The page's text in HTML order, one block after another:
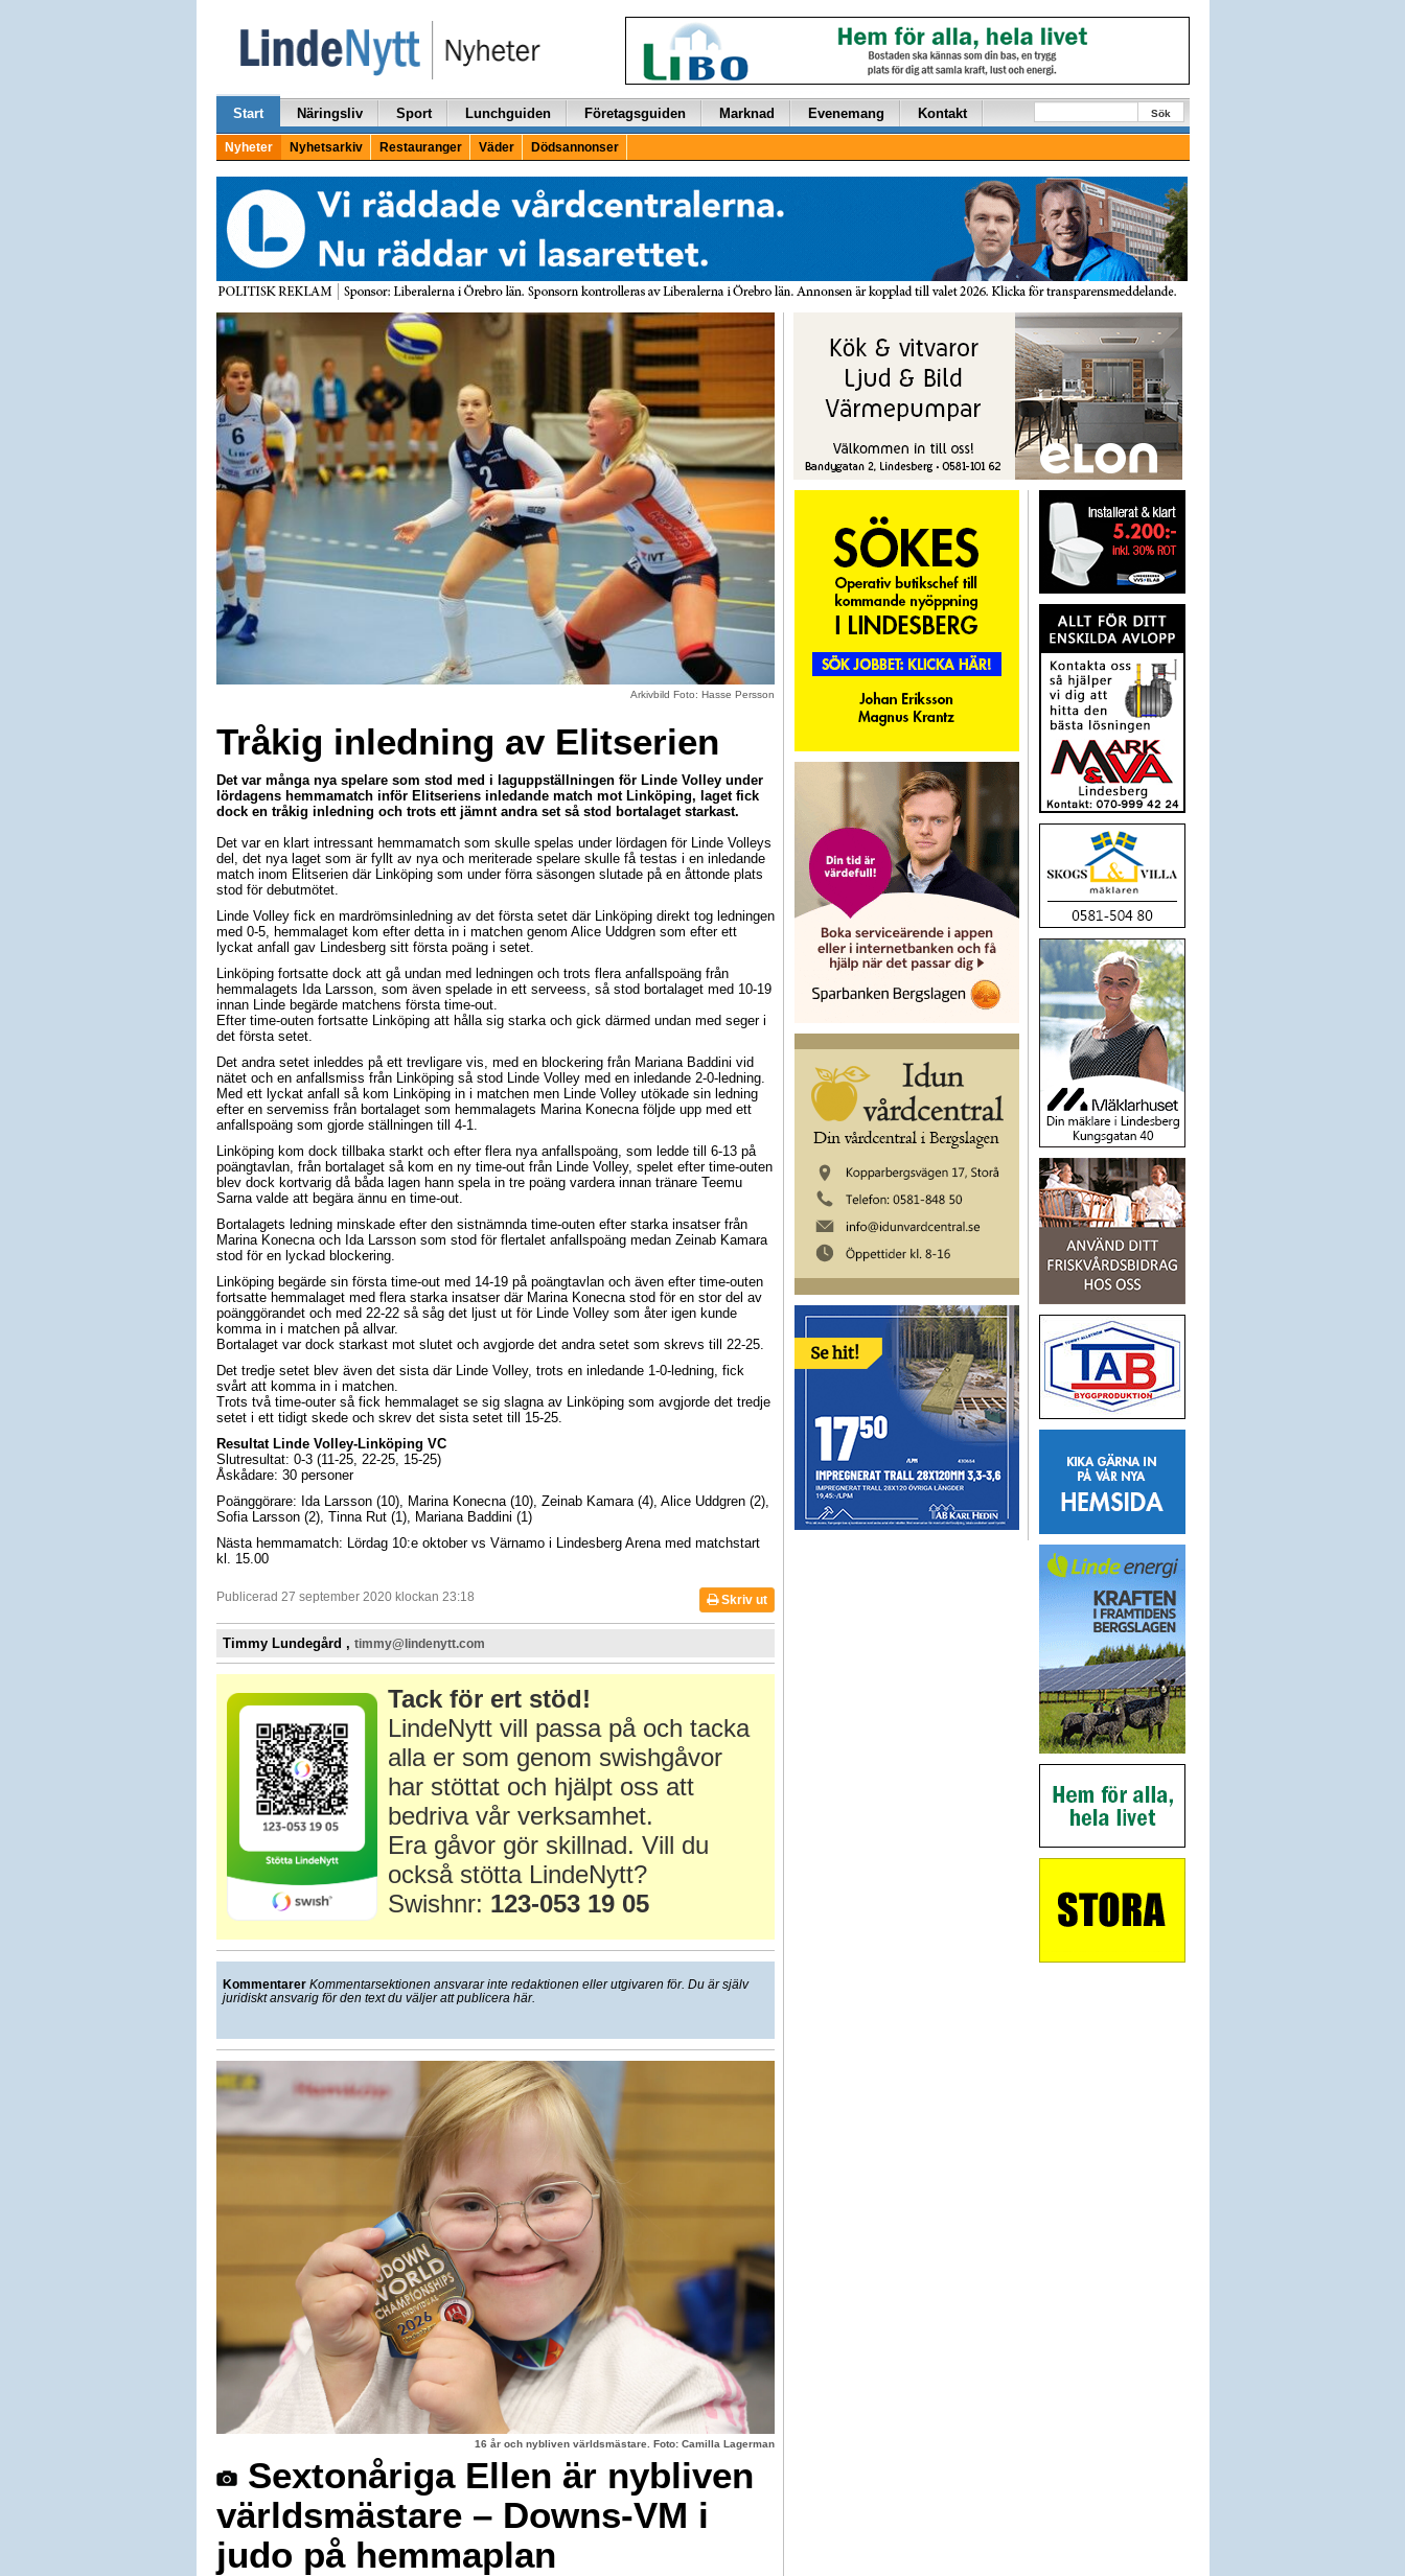
Start Näringsliv Sport Lunchguiden Företagsguiden Marknad Evenemang Kontakt Sök
Nyheter Nyhetsarkiv Restauranger Väder Dödsannonser
Arkivbild Foto: Hasse Persson
Tråkig inledning av Elitserien
Det var många nya spelare som stod med i laguppställningen för Linde Volley under
lördagens hemmamatch inför Elitseriens inledande match mot Linköping, laget fick
dock en tråkig inledning och trots ett jämnt andra set så stod bortalaget starkast.
Det var en klart intressant hemmamatch som skulle spelas under lördagen för Linde Volleys
del, det nya laget som är fyllt av nya och meriterade spelare skulle få testas i en inledande
match inom Elitserien där Linköping som under förra säsongen slutade på en åttonde plats
stod för debutmötet.
Linde Volley fick en mardrömsinledning av det första setet där Linköping direkt tog ledningen
med 0-5, hemmalaget kom efter detta in i matchen genom Alice Uddgren som efter ett
lyckat anfall gav Lindesberg sitt första poäng i setet.
Linköping fortsatte dock att gå undan med ledningen och trots flera anfallspoäng från
hemmalagets Ida Larsson, som även spelade in ett serveess, så stod bortalaget med 10-19
innan Linde begärde matchens första time-out.
Efter time-outen fortsatte Linköping att hålla sig starka och gick därmed undan med seger i
det första setet.
Det andra setet inleddes på ett trevligare vis, med en blockering från Mariana Baddini vid
nätet och en anfallsmiss från Linköping så stod Linde Volley med en inledande 2-0-ledning.
Med ett lyckat anfall så kom Linköping in i matchen men Linde Volley utökade sin ledning
efter en servemiss från bortalaget som hemmalagets Marina Konecna följde upp med ett
anfallspoäng som gjorde ställningen till 4-1.
Linköping kom dock tillbaka starkt och efter flera nya anfallspoäng, som ledde till 6-13 på
poängtavlan, från bortalaget så kom en ny time-out från Linde Volley, spelet efter time-outen
blev dock kortvarig då båda lagen hann spela in tre poäng vardera innan tränare Teemu
Sarna valde att begära ännu en time-out.
Bortalagets ledning minskade efter den sistnämnda time-outen efter starka insatser från
Marina Konecna och Ida Larsson som stod för flertalet anfallspoäng medan Zeinab Kamara
stod för en lyckad blockering.
Linköping begärde sin första time-out med 14-19 på poängtavlan och även efter time-outen
fortsatte hemmalaget med flera starka insatser där Marina Konecna stod för en stor del av
poänggörandet och med 22-22 så såg det ljust ut för Linde Volley som åter igen kunde
komma in i matchen på allvar.
Bortalaget var dock starkast mot slutet och avgjorde det andra setet som skrevs till 22-25.
Det tredje setet blev även det sista där Linde Volley, trots en inledande 1-0-ledning, fick
svårt att komma in i matchen.
Trots två time-outer så fick hemmalaget se sig slagna av Linköping som avgjorde det tredje
setet i ett tidigt skede och skrev det sista setet till 15-25.
Resultat Linde Volley-Linköping VC
Slutresultat: 0-3 (11-25, 22-25, 15-25)
Åskådare: 30 personer
Poänggörare: Ida Larsson (10), Marina Konecna (10), Zeinab Kamara (4), Alice Uddgren (2),
Sofia Larsson (2), Tinna Rut (1), Mariana Baddini (1)
Nästa hemmamatch: Lördag 10:e oktober vs Värnamo i Lindesberg Arena med matchstart
kl. 15.00
Publicerad 27 september 2020 klockan 23:18 Skriv ut
Timmy Lundegård , timmy@lindenytt.com
Tack för ert stöd!
LindeNytt vill passa på och tacka
alla er som genom swishgåvor
har stöttat och hjälpt oss att
bedriva vår verksamhet.
Era gåvor gör skillnad. Vill du
också stötta LindeNytt?
Swishnr: 123-053 19 05
Kommentarer Kommentarsektionen ansvarar inte redaktionen eller utgivaren för. Du är själv
juridiskt ansvarig för den text du väljer att publicera här.
16 år och nybliven världsmästare. Foto: Camilla Lagerman
Sextonåriga Ellen är nybliven
världsmästare – Downs-VM i
judo på hemmaplan